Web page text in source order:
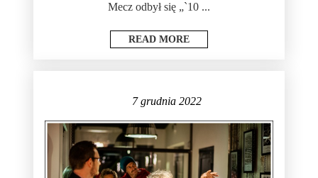
Mecz odbył się „`10 ...
READ MORE
7 grudnia 2022